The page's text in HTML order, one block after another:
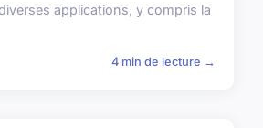
applications, y compris la
4 min de lecture →